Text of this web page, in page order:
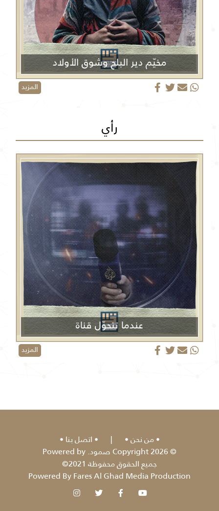
مخيّم دير البلح وشوق الأولاد
المزيد
رأي
عندما تتحوّل قناة
الجزيرة من منبر إعلامي إلى منصة دعائية
المزيد
من نحن |
اتصل بنا
© 2026 Copyright صمود. Powered by
جميع الحقوق محفوظة 2021©
Powered By Fares Al Ghad Media Production